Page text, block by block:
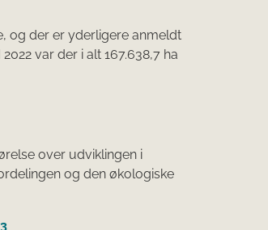
og der er yderligere anmeldt
var der i alt 167.638,7 ha
over udviklingen i
og den økologiske